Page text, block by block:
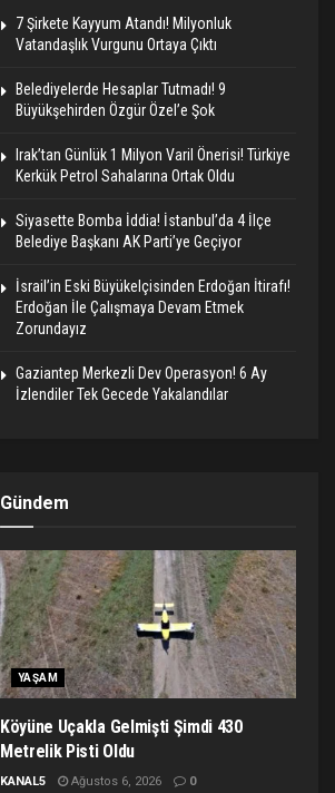
7 Şirkete Kayyum Atandı! Milyonluk
Vatandaşlık Vurgunu Ortaya Çıktı
Belediyelerde Hesaplar Tutmadı! 9
Büyükşehirden Özgür Özel’e Şok
Irak’tan Günlük 1 Milyon Varil Önerisi! Türkiye
Kerkük Petrol Sahalarına Ortak Oldu
Siyasette Bomba İddia! İstanbul’da 4 İlçe
Belediye Başkanı AK Parti’ye Geçiyor
İsrail’in Eski Büyükelçisinden Erdoğan İtirafı!
Erdoğan İle Çalışmaya Devam Etmek
Zorundayız
Gaziantep Merkezli Dev Operasyon! 6 Ay
İzlendiler Tek Gecede Yakalandılar
Gündem
YAŞAM
Köyüne Uçakla Gelmişti Şimdi 430
Metrelik Pisti Oldu
KANAL5 Ağustos 6, 2026 0